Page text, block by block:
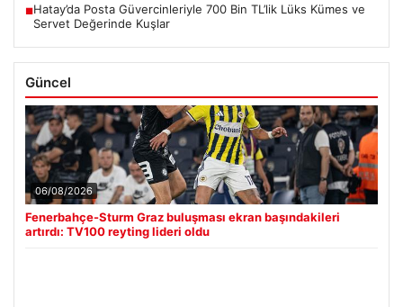
■Hatay’da Posta Güvercinleriyle 700 Bin TL’lik Lüks Kümes ve
Servet Değerinde Kuşlar
Güncel
06/08/2026
Fenerbahçe-Sturm Graz buluşması ekran başındakileri
artırdı: TV100 reyting lideri oldu